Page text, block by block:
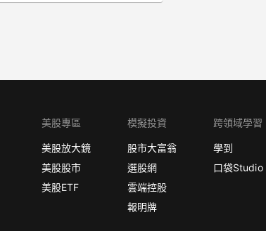
美股專區
美股放大鏡
美股股市
美股ETF
模擬投資
股市大富翁
選股網
雲端控股
報明牌
跨領域學習
學到
口袋Studio